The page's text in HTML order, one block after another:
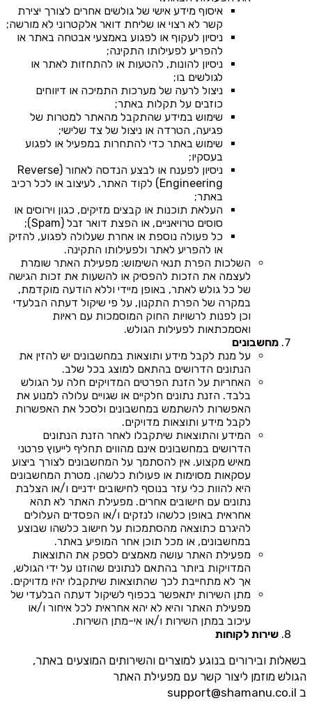
איסוף מידע אישי של גולשים אחרים לצורך יצירת
קשר לא רצוי או שליחת דואר אלקטרוני לא מורשה;
ניסיון לעקוף או לפגוע באמצעי אבטחה באתר או
להפריע לפעילותו התקינה;
ניסיון להונות, להטעות או להתחזות לאתר או
לגולשים בו;
ניצול לרעה של מערכות התמיכה או דיווחים
כוזבים על תקלות באתר;
שימוש במידע שהתקבל מהאתר למטרות של
פגיעה, הטרדה או ניצול של צד שלישי;
שימוש באתר כדי להתחרות במפעיל או לפגוע
בעסקיו;
ניסיון לפענח או לבצע הנדסה לאחור (Reverse
Engineering) לקוד האתר, לעיצוב או לכל רכיב
באתר;
העלאת תוכנות או קבצים מזיקים, כגון וירוסים או
סוסים טרויאניים, או הפצת דואר זבל (Spam);
כל פעולה נוספת או אחרת שעלולה לפגוע, להזיק
או להפריע לאתר ולפעילותו התקינה.
השלכות הפרת תנאי השימוש: מפעילת האתר שומרת
לעצמה את הזכות להפסיק או להשעות את זכות הגישה
של כל גולש לאתר, באופן מיידי וללא הודעה מוקדמת,
במקרה של הפרת התקנון, על פי שיקול דעתה הבלעדי
וכן לפנות לרשויות החוק המוסמכות עם ראיות
ואסמכתאות לפעילות הגולש.
מחשבונים
על מנת לקבל מידע ותוצאות במחשבונים יש להזין את
הנתונים הדרושים בהתאם למוצג בכל שלב.
האחריות על הזנת הפרטים המדויקים חלה על הגולש
בלבד. הזנת נתונים חלקיים או שגויים עלולה למנוע את
האפשרות להשתמש במחשבונים ולסכל את האפשרות
לקבל מידע ותוצאות מדויקים.
המידע והתוצאות שיתקבלו לאחר הזנת הנתונים
הדרושים במחשבונים אינם מהווים תחליף לייעוץ פרטני
מאיש מקצוע. אין להסתמך על המחשבונים לצורך ביצוע
עסקאות מסוימות או פעולות כלשהן. מטרת המחשבונים
היא להוות כלי עזר בנוסף לחישובים ידניים ו/או הצלבת
נתונים עם חישובים אחרים. מפעילת האתר לא תהא
אחראית באופן כלשהו לנזקים ו/או הפסדים העלולים
להיגרם כתוצאה מהסתמכות על חישוב כלשהו שבוצע
במחשבונים, או מכל תוכן אחר המופיע באתר.
מפעילת האתר עושה מאמצים לספק את התוצאות
המדויקות ביותר בהתאם לנתונים שהוזנו על ידי הגולש,
אך לא מתחייבת לכך שהתוצאות שיתקבלו יהיו מדויקים.
מתן השירות יתאפשר בכפוף לשיקול דעתה הבלעדי של
מפעילת האתר והיא לא יהא אחראית לכל איחור ו/או
עיכוב במתן השירות ו/או אי-מתן השירות.
שירות לקוחות
בשאלות ובירורים בנוגע למוצרים והשירותים המוצעים באתר,
הגולש מוזמן ליצור קשר עם מפעילת האתר
ב support@shamanu.co.il